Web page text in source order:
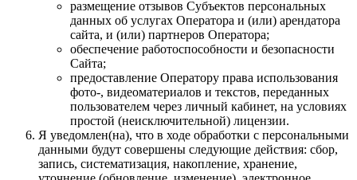
размещение отзывов Субъектов персональных
данных об услугах Оператора и (или) арендатора
сайта, и (или) партнеров Оператора;
обеспечение работоспособности и безопасности
Сайта;
предоставление Оператору права использования
фото-, видеоматериалов и текстов, переданных
пользователем через личный кабинет, на условиях
простой (неисключительной) лицензии.
Я уведомлен(на), что в ходе обработки с персональными
данными будут совершены следующие действия: сбор,
запись, систематизация, накопление, хранение,